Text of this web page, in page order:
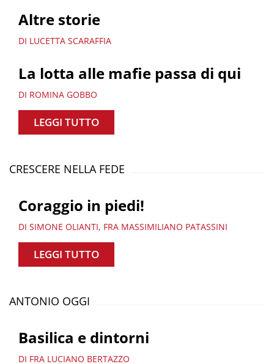
Altre storie
DI LUCETTA SCARAFFIA
La lotta alle mafie passa di qui
DI ROMINA GOBBO
LEGGI TUTTO
CRESCERE NELLA FEDE
Coraggio in piedi!
DI SIMONE OLIANTI, FRA MASSIMILIANO PATASSINI
LEGGI TUTTO
ANTONIO OGGI
Basilica e dintorni
DI FRA LUCIANO BERTAZZO